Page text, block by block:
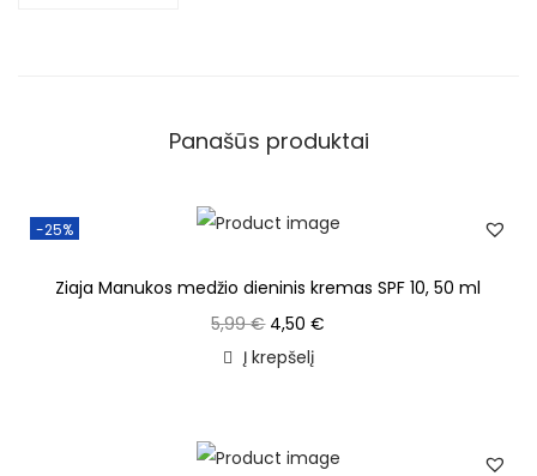
Panašūs produktai
-25%
Ziaja Manukos medžio dieninis kremas SPF 10, 50 ml
5,99€ 4,50€
Į krepšelį